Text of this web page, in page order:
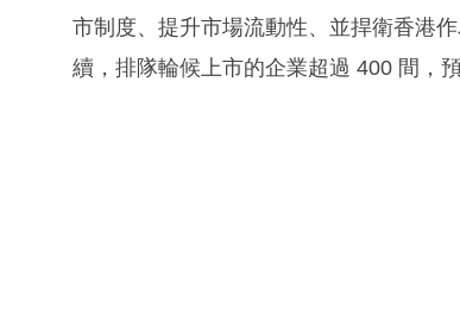
市制度、提升市場流動性、並捍衛香港
續，排隊輪候上市的企業超過 400 間，